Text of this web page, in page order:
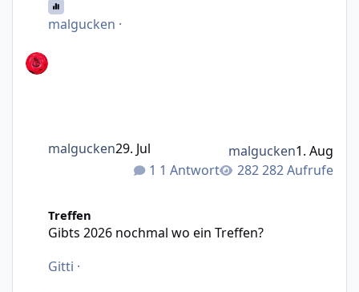
malgucken ·
1 Antwort 282 Aufrufe
malgucken29. Jul malgucken1. Aug
Treffen
Gibts 2026 nochmal wo ein Treffen?
Gitti ·